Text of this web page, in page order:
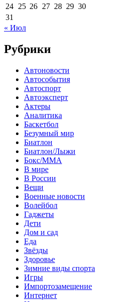
24 25 26 27 28 29 30
31
« Июл
Рубрики
Автоновости
Автособытия
Автоспорт
Автоэксперт
Актеры
Аналитика
Баскетбол
Безумный мир
Биатлон
Биатлон/Лыжи
Бокс/MMA
В мире
В России
Вещи
Военные новости
Волейбол
Гаджеты
Дети
Дом и сад
Еда
Звёзды
Здоровье
Зимние виды спорта
Игры
Импортозамещение
Интернет